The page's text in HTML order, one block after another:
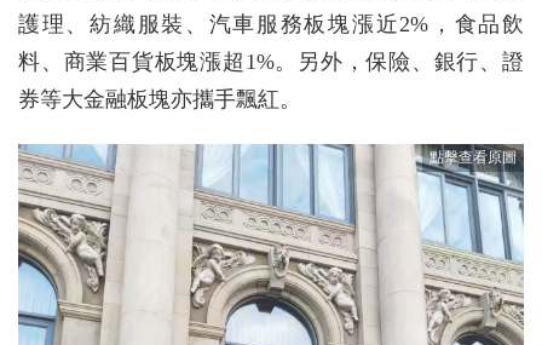
護理、紡織服裝、汽車服務板塊漲近2%，食品飲
料、商業百貨板塊漲超1%。另外，保險、銀行、證
券等大金融板塊亦攜手飄紅。